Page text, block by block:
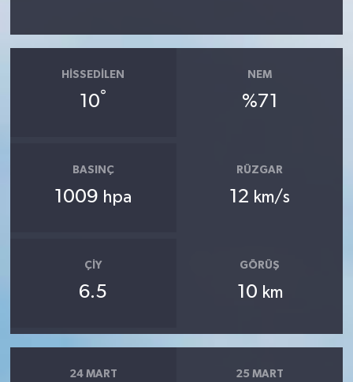
HISSEDILEN
10°
NEM
%71
BASINÇ
1009 hpa
RÜZGAR
12 km/s
ÇIY
6.5
GÖRÜŞ
10 km
24 MART 25 MART